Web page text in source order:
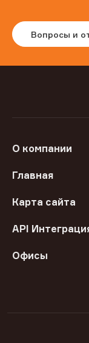
Вопросы и
О компании
Главная
Карта сайта
API
Офисы